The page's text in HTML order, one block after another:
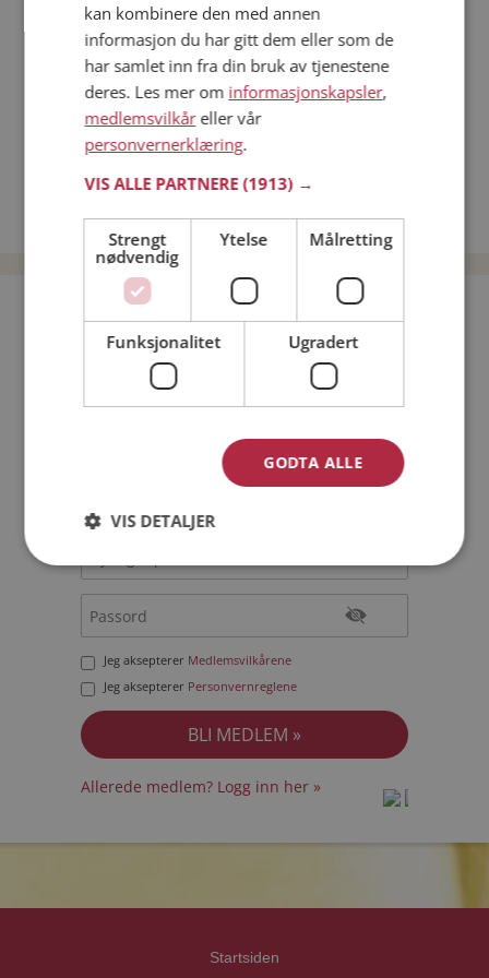
Dating på mobilen
Dating på Møteplassen
Nettdatingtips
Match Making på Møteplassen
Single synes
Date kvinner i Norge
Date menn i Norge
Bli medlem gratis!
Kvinne
Jeg aksepterer Medlemsvilkårene
Jeg aksepterer Personvernreglene
Allerede medlem? Logg inn her »
Startsiden
kan kombinere den med annen
informasjon du har gitt dem eller som de
har samlet inn fra din bruk av tjenestene
deres. Les mer om informasjonskapsler,
medlemsvilkåreller vår
personvernerklæring.
VIS ALLE PARTNERE(1913) →
Strengt
nødvendig
Ytelse Målretting
Funksjonalitet Ugradert
GODTA ALLE
VIS DETALJER